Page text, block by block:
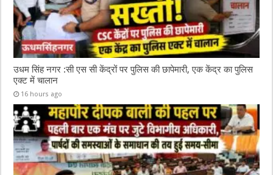
उधम सिंह नगर :सी एस सी केंद्रों पर पुलिस की छापेमारी, एक केंद्र का पुलिस
एक्ट में चालान
16 hours ago